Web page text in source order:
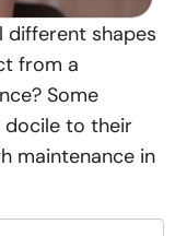
different shapes
from a
Some
docile to their
maintenance in